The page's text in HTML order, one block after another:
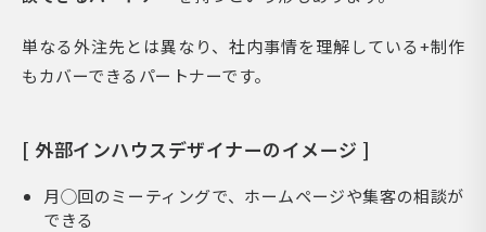
単なる外注先とは異なり、社内事情を理解している+制作
もカバーできるパートナーです。
[ 外部インハウスデザイナーのイメージ ]
月◯回のミーティングで、ホームページや集客の相談が
できる